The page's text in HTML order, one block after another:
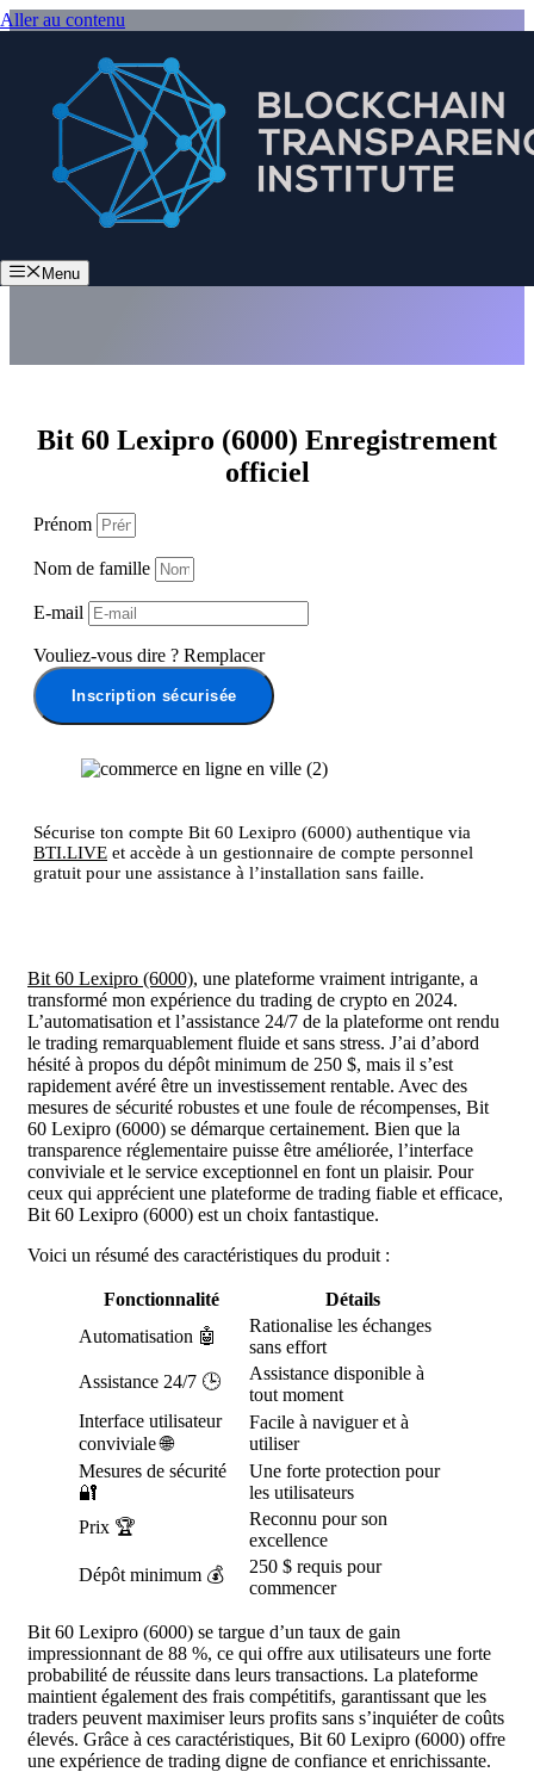
Aller au contenu
Menu
Bit 60 Lexipro (6000) Enregistrement
officiel
Sécurise ton compte Bit 60 Lexipro (6000) authentique via
BTI.LIVE et accède à un gestionnaire de compte personnel
gratuit pour une assistance à l’installation sans faille.
Prénom
Nom de famille
E-mail
Vouliez-vous dire ? Remplacer
Inscription sécurisée
Bit 60 Lexipro (6000), une plateforme vraiment intrigante, a
transformé mon expérience du trading de crypto en 2024.
L’automatisation et l’assistance 24/7 de la plateforme ont rendu
le trading remarquablement fluide et sans stress. J’ai d’abord
hésité à propos du dépôt minimum de 250 $, mais il s’est
rapidement avéré être un investissement rentable. Avec des
mesures de sécurité robustes et une foule de récompenses, Bit
60 Lexipro (6000) se démarque certainement. Bien que la
transparence réglementaire puisse être améliorée, l’interface
conviviale et le service exceptionnel en font un plaisir. Pour
ceux qui apprécient une plateforme de trading fiable et efficace,
Bit 60 Lexipro (6000) est un choix fantastique.
Voici un résumé des caractéristiques du produit :
Fonctionnalité
Détails
Automatisation 🤖
Rationalise les échanges
sans effort
Assistance 24/7 🕒
Assistance disponible à
tout moment
Interface utilisateur
conviviale 🌐
Facile à naviguer et à
utiliser
Mesures de sécurité
🔐
Une forte protection pour
les utilisateurs
Prix 🏆
Reconnu pour son
excellence
Dépôt minimum 💰
250 $ requis pour
commencer
Bit 60 Lexipro (6000) se targue d’un taux de gain
impressionnant de 88 %, ce qui offre aux utilisateurs une forte
probabilité de réussite dans leurs transactions. La plateforme
maintient également des frais compétitifs, garantissant que les
traders peuvent maximiser leurs profits sans s’inquiéter de coûts
élevés. Grâce à ces caractéristiques, Bit 60 Lexipro (6000) offre
une expérience de trading digne de confiance et enrichissante.